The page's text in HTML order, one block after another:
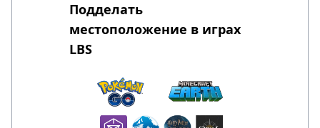
Подделать
местоположение в играх
LBS